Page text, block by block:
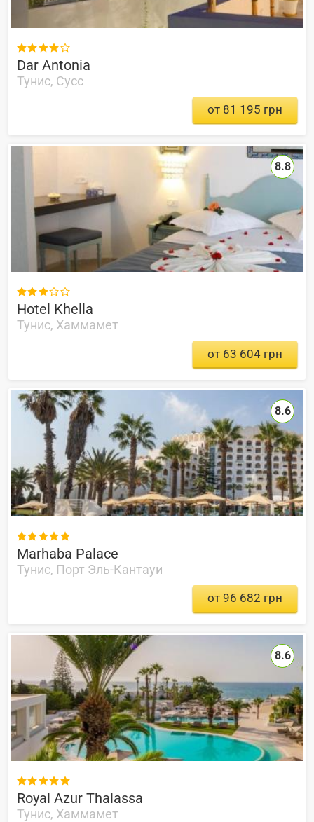

Dar Antonia
Тунис, Сусс
от 81 195 грн

Hotel Khella
Тунис, Хаммамет
8.8
от 63 604 грн

Marhaba Palace
Тунис, Порт Эль-Кантауи
8.6
от 96 682 грн

Royal Azur Thalassa
Тунис, Хаммамет
8.6